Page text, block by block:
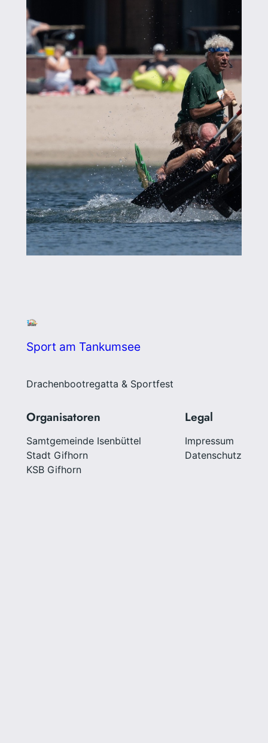
Sport am Tankumsee
Drachenbootregatta & Sportfest
Organisatoren
Samtgemeinde Isenbüttel
Stadt Gifhorn
KSB Gifhorn
Legal
Impressum
Datenschutz